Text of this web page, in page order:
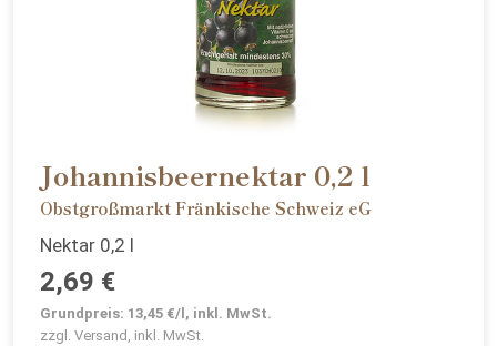
Johannisbeernektar 0,2 l
Obstgroßmarkt Fränkische Schweiz eG
Nektar 0,2 l
2,69 €
Grundpreis: 13,45 €/l, inkl. MwSt.
zzgl. Versand, inkl. MwSt.